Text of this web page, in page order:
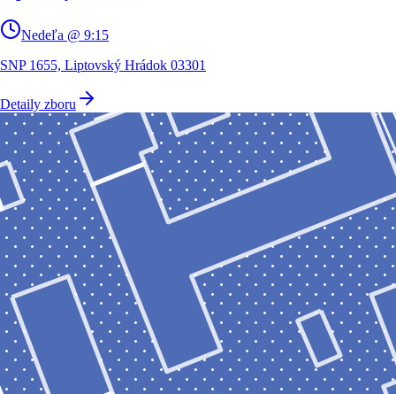
Nedeľa @ 9:15
SNP 1655, Liptovský Hrádok 03301
Detaily zboru